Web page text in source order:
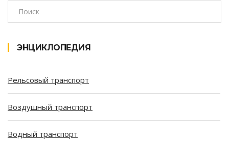
ЭНЦИКЛОПЕДИЯ
Рельсовый транспорт
Воздушный транспорт
Водный транспорт